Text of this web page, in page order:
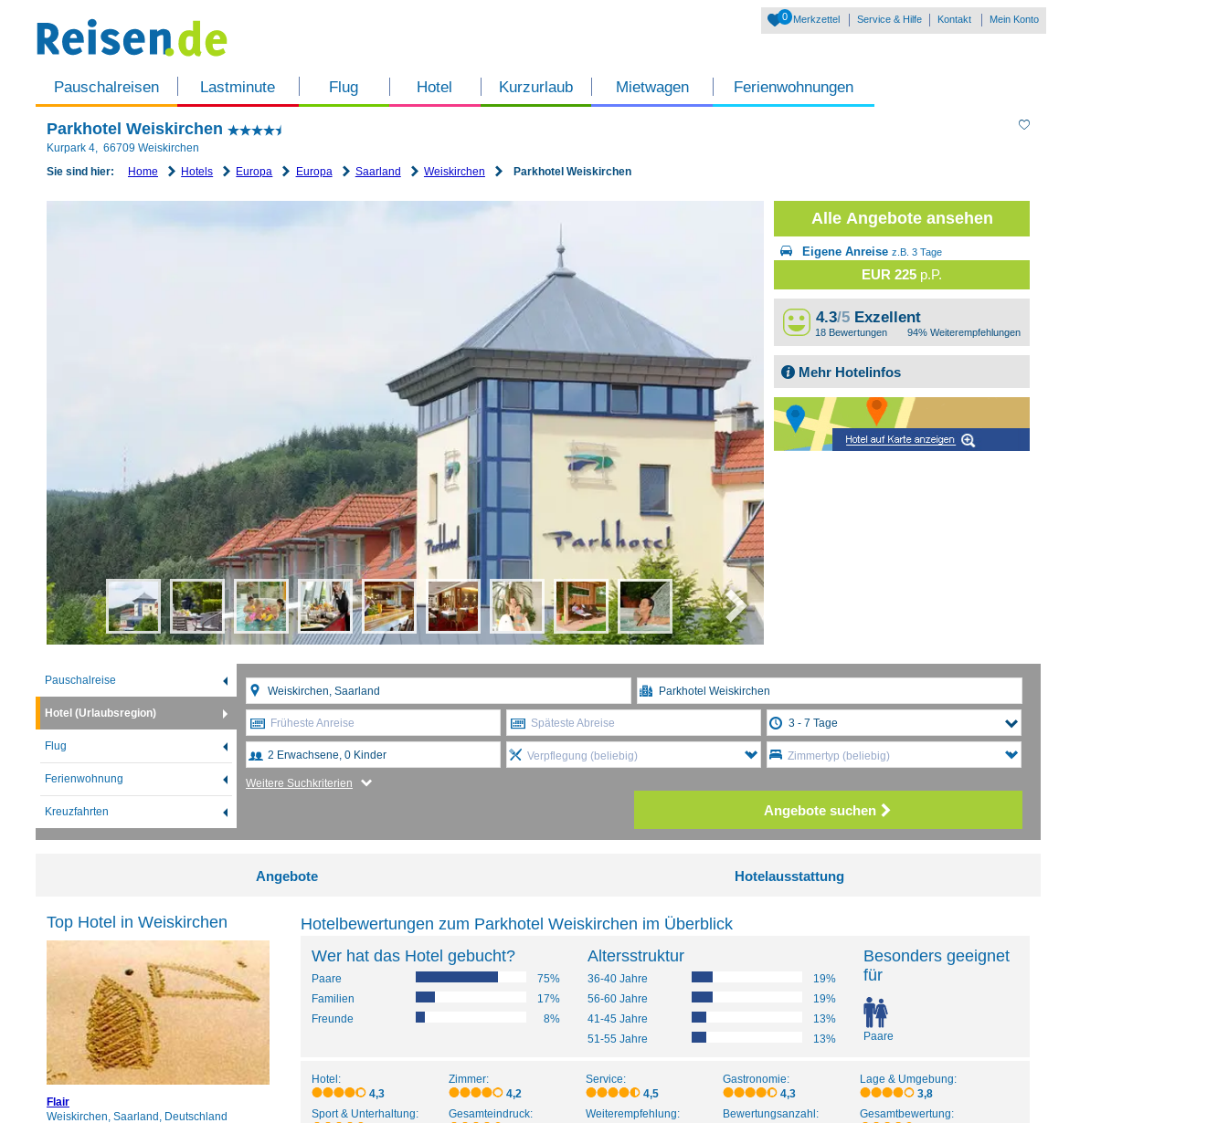
Pauschalreisen Lastminute Flug Hotel Kurzurlaub Mietwagen Ferienwohnungen
0 Merkzettel Service & Hilfe Kontakt Mein Konto
Parkhotel Weiskirchen
Kurpark 4, 66709 Weiskirchen
Sie sind hier:
Home Hotels Europa Europa Saarland Weiskirchen Parkhotel Weiskirchen
Alle Angebote ansehen
Eigene Anreise z.B. 3 Tage
EUR 225 p.P.
4.3/5 Exzellent
18 Bewertungen 94% Weiterempfehlungen
Mehr Hotelinfos
Pauschalreise
Hotel (Urlaubsregion)
Flug
Ferienwohnung
Kreuzfahrten
Früheste Anreise Späteste Abreise
Verpflegung (beliebig) Zimmertyp (beliebig)
Weitere Suchkriterien
Angebote suchen
Angebote Hotelausstattung
Hotelbewertungen zum Parkhotel Weiskirchen im Überblick
Wer hat das Hotel gebucht?
Paare
75%
Familien
17%
Freunde
8%
Altersstruktur
36-40 Jahre
19%
56-60 Jahre
19%
41-45 Jahre
13%
51-55 Jahre
13%
Besonders geeignet
für
Paare
Hotel:
4,3
Zimmer:
4,2
Service:
4,5
Gastronomie:
4,3
Lage & Umgebung:
3,8
Sport & Unterhaltung:
Gesamteindruck:
Weiterempfehlung:
Bewertungsanzahl:
Gesamtbewertung:
Top Hotel in Weiskirchen
Flair
Weiskirchen, Saarland, Deutschland